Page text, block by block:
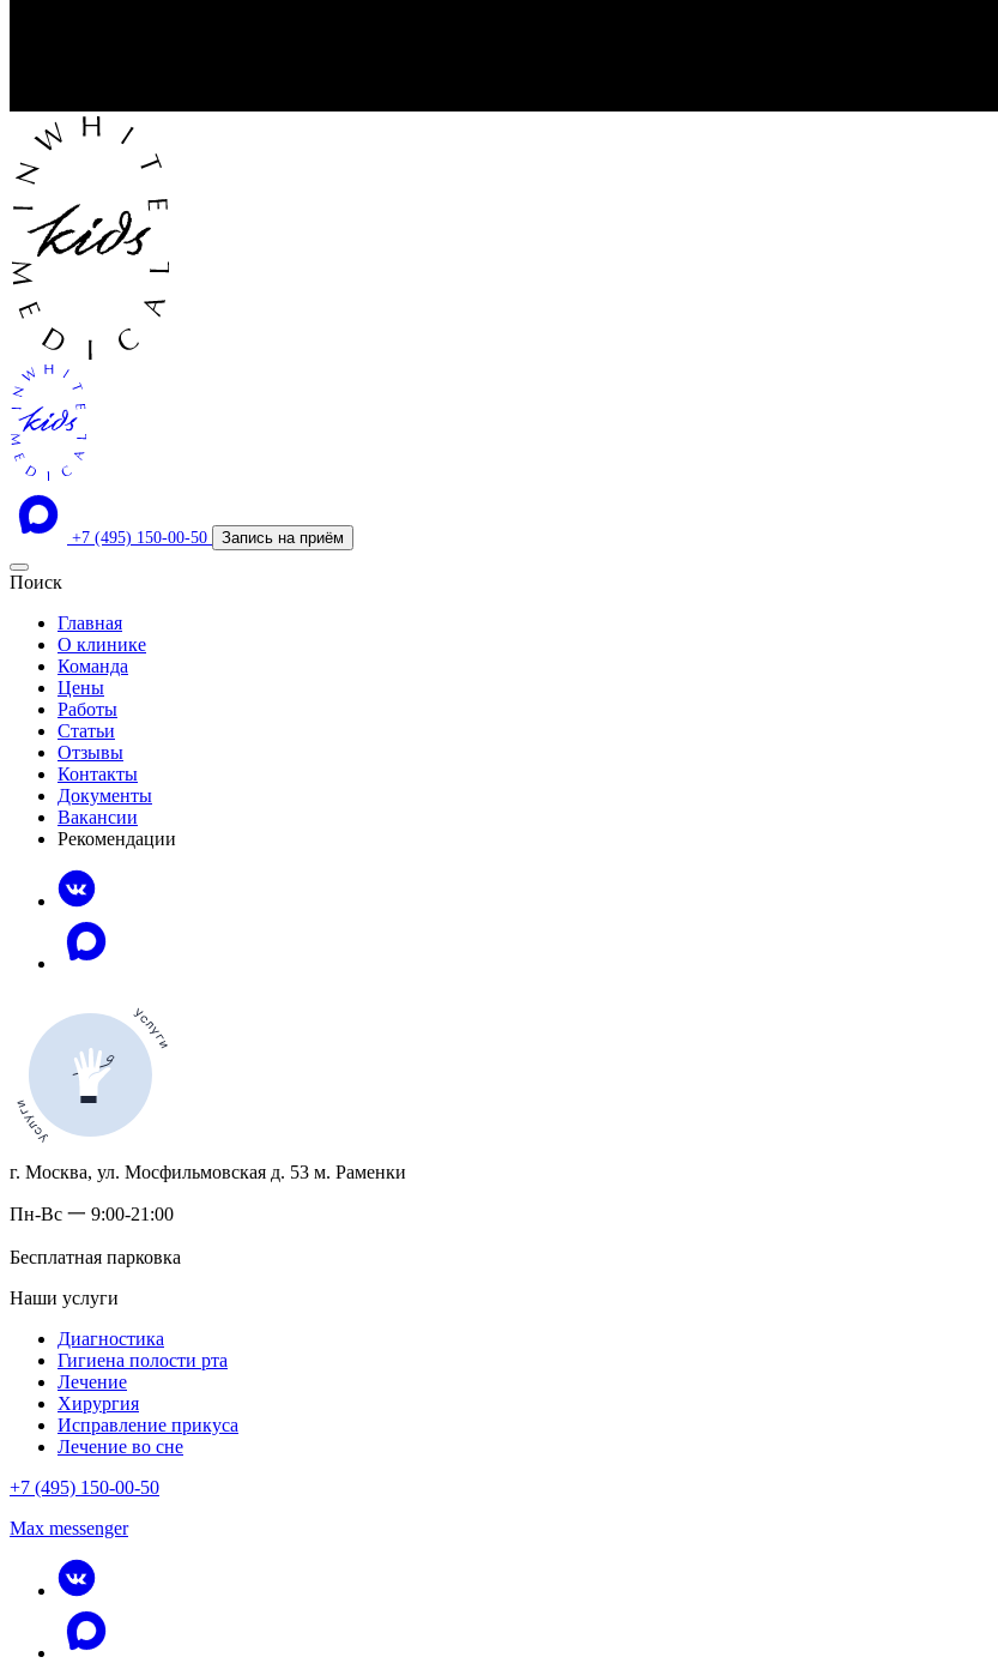
+7 (495) 150-00-50 Запись на приём
Поиск
Главная
О клинике
Команда
Цены
Работы
Статьи
Отзывы
Контакты
Документы
Вакансии
Рекомендации
г. Москва, ул. Мосфильмовская д. 53 м. Раменки
Пн-Вс 一 9:00-21:00
Бесплатная парковка
Наши услуги
Диагностика
Гигиена полости рта
Лечение
Хирургия
Исправление прикуса
Лечение во сне
+7 (495) 150-00-50
Max messenger